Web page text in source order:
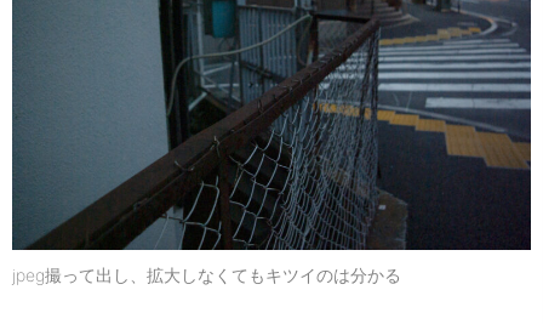
jpeg撮って出し、拡大しなくてもキツイのは分かる